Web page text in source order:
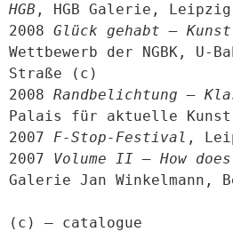
HGB , HGB Galerie,
2008 Glück gehabt –
Wettbewerb der NGBK, U-
Straße (c)
2008 Randbelichtung –
Palais für aktuelle
2007 F-Stop-Festival ,
2007 Volume II – How
Galerie Jan Winkelmann,
(c) – catalogue